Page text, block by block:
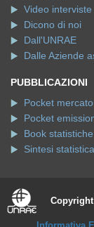
Video interviste
Dicono di noi
Dall'UNRAE
Dalle Aziende
PUBBLICAZIONI
Pocket mercato
Pocket
Book
Sintesi